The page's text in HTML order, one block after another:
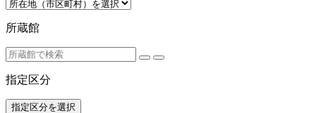
所蔵館
指定区分
指定区分を選択